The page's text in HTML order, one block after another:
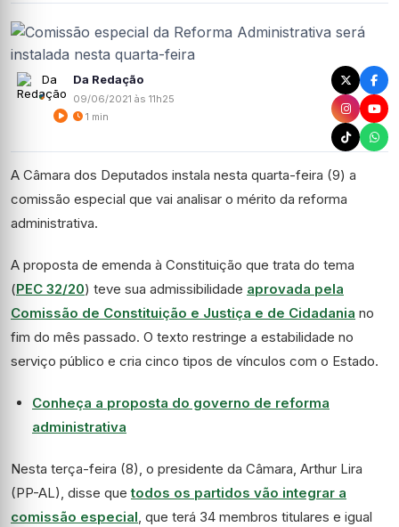
Da Redação
09/06/2021 às 11h25
1 min
A Câmara dos Deputados instala nesta quarta-feira (9) a
comissão especial que vai analisar o mérito da reforma
administrativa.
A proposta de emenda à Constituição que trata do tema
(PEC 32/20) teve sua admissibilidade aprovada pela
Comissão de Constituição e Justiça e de Cidadania no
fim do mês passado. O texto restringe a estabilidade no
serviço público e cria cinco tipos de vínculos com o Estado.
Conheça a proposta do governo de reforma
administrativa
Nesta terça-feira (8), o presidente da Câmara, Arthur Lira
(PP-AL), disse quetodos os partidos vão integrar a
comissão especial, que terá 34 membros titulares e igual